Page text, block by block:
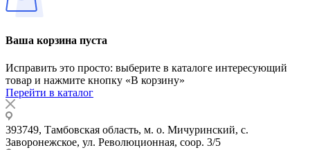
Ваша корзина пуста
Исправить это просто: выберите в каталоге интересующий
товар и нажмите кнопку «В корзину»
Перейти в каталог
393749, Тамбовская область, м. о. Мичуринский, с.
Заворонежское, ул. Революционная, соор. 3/5